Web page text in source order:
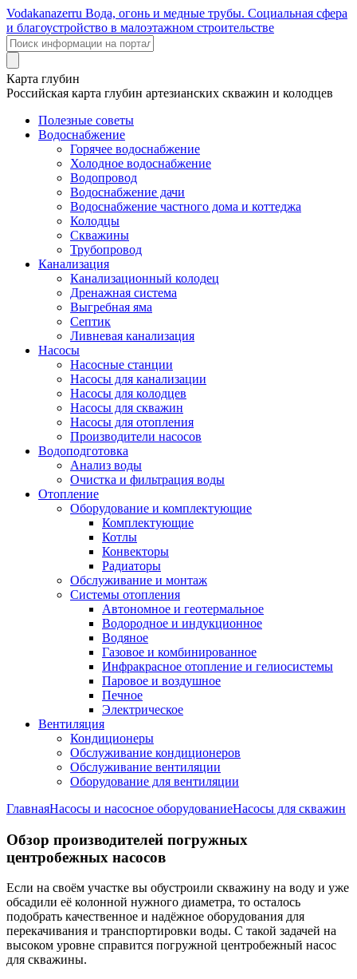
Vodakanazerru Вода, огонь и медные трубы. Социальная сфера
и благоустройство в малоэтажном строительстве
Карта глубин
Российская карта глубин артезианских скважин и колодцев
Полезные советы
Водоснабжение
Горячее водоснабжение
Холодное водоснабжение
Водопровод
Водоснабжение дачи
Водоснабжение частного дома и коттеджа
Колодцы
Скважины
Трубопровод
Канализация
Канализационный колодец
Дренажная система
Выгребная яма
Септик
Ливневая канализация
Насосы
Насосные станции
Насосы для канализации
Насосы для колодцев
Насосы для скважин
Насосы для отопления
Производители насосов
Водоподготовка
Анализ воды
Очистка и фильтрация воды
Отопление
Оборудование и комплектующие
Комплектующие
Котлы
Конвекторы
Радиаторы
Обслуживание и монтаж
Системы отопления
Автономное и геотермальное
Водородное и индукционное
Водяное
Газовое и комбинированное
Инфракрасное отопление и гелиосистемы
Паровое и воздушное
Печное
Электрическое
Вентиляция
Кондиционеры
Обслуживание кондиционеров
Обслуживание вентиляции
Оборудование для вентиляции
ГлавнаяНасосы и насосное оборудованиеНасосы для скважин
Обзор производителей погружных
центробежных насосов
Если на своём участке вы обустроили скважину на воду и уже
обсадили её колонной нужного диаметра, то осталось
подобрать качественное и надёжное оборудования для
перекачивания и транспортировки воды. С такой задачей на
высоком уровне справится погружной центробежный насос
для скважины.